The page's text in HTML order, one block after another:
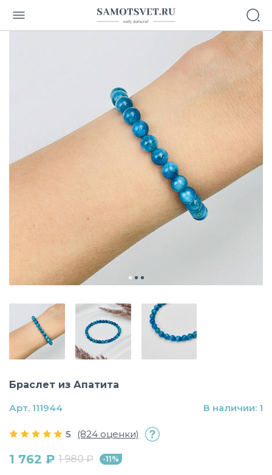
Браслет из Апатита
5 (824 оценки)
1 762 ₽ 1 980 ₽ -11%
Арт. 111944 В наличии: 1